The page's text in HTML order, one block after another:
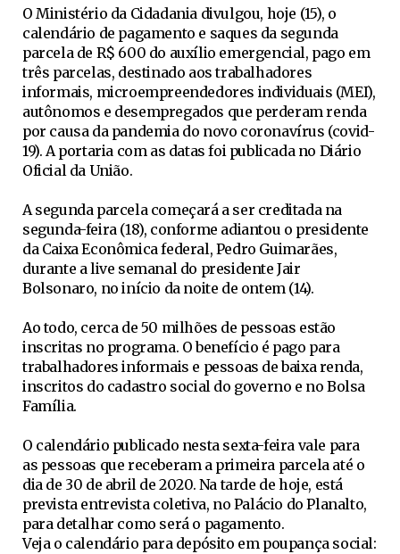
O Ministério da Cidadania divulgou, hoje (15), o
calendário de pagamento e saques da segunda
parcela de R$ 600 do auxílio emergencial, pago em
três parcelas, destinado aos trabalhadores
informais, microempreendedores individuais (MEI),
autônomos e desempregados que perderam renda
por causa da pandemia do novo coronavírus (covid-
19). A portaria com as datas foi publicada no Diário
Oficial da União.
A segunda parcela começará a ser creditada na
segunda-feira (18), conforme adiantou o presidente
da Caixa Econômica federal, Pedro Guimarães,
durante a live semanal do presidente Jair
Bolsonaro, no início da noite de ontem (14).
Ao todo, cerca de 50 milhões de pessoas estão
inscritas no programa. O benefício é pago para
trabalhadores informais e pessoas de baixa renda,
inscritos do cadastro social do governo e no Bolsa
Família.
O calendário publicado nesta sexta-feira vale para
as pessoas que receberam a primeira parcela até o
dia de 30 de abril de 2020. Na tarde de hoje, está
prevista entrevista coletiva, no Palácio do Planalto,
para detalhar como será o pagamento.
Veja o calendário para depósito em poupança social: